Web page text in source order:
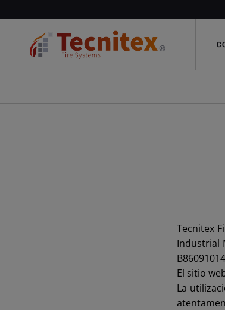
Tecnitex
Industrial
El sitio
La